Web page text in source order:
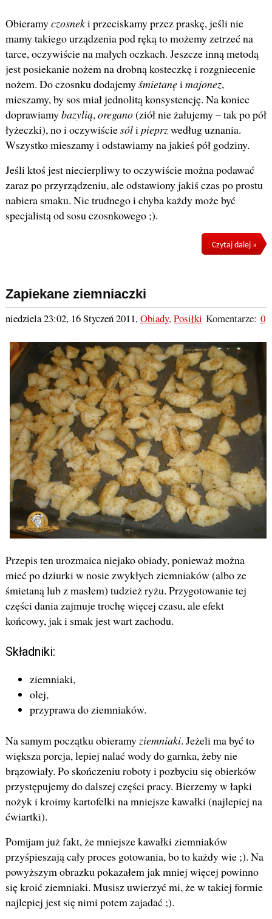
Obieramyczosneki przeciskamy przez praskę, jeśli nie
mamy takiego urządzenia pod ręką to możemy zetrzeć na
tarce, oczywiście na małych oczkach. Jeszcze inną metodą
jest posiekanie nożem na drobną kosteczkę i rozgniecenie
nożem. Do czosnku dodajemyśmietanęimajonez,
mieszamy, by sos miał jednolitą konsystencję. Na koniec
doprawiamybazylią,oregano(ziół nie żałujemy – tak po pół
łyżeczki), no i oczywiściesólipieprzwedług uznania.
Wszystko mieszamy i odstawiamy na jakieś pół godziny.
Jeśli ktoś jest niecierpliwy to oczywiście można podawać
zaraz po przyrządzeniu, ale odstawiony jakiś czas po prostu
nabiera smaku. Nic trudnego i chyba każdy może być
specjalistą od sosu czosnkowego ;).
Czytaj dalej »
Zapiekane ziemniaczki
niedziela 23:02, 16 Styczeń 2011,Obiady,Posiłki Komentarze: 0
Przepis ten urozmaica niejako obiady, ponieważ można
mieć po dziurki w nosie zwykłych ziemniaków (albo ze
śmietaną lub z masłem) tudzież ryżu. Przygotowanie tej
części dania zajmuje trochę więcej czasu, ale efekt
końcowy, jak i smak jest wart zachodu.
Składniki:
ziemniaki,
olej,
przyprawa do ziemniaków.
Na samym początku obieramyziemniaki. Jeżeli ma być to
większa porcja, lepiej nalać wody do garnka, żeby nie
brązowiały. Po skończeniu roboty i pozbyciu się obierków
przystępujemy do dalszej części pracy. Bierzemy w łapki
nożyk i kroimy kartofelki na mniejsze kawałki (najlepiej na
ćwiartki).
Pomijam już fakt, że mniejsze kawałki ziemniaków
przyśpieszają cały proces gotowania, bo to każdy wie ;). Na
powyższym obrazku pokazałem jak mniej więcej powinno
się kroić ziemniaki. Musisz uwierzyć mi, że w takiej formie
najlepiej jest się nimi potem zajadać ;).